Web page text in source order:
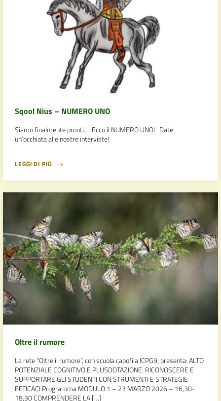
Sqool Nius – NUMERO UNO
Siamo finalmente pronti… Ecco il NUMERO UNO! Date
un’occhiata alle nostre interviste!
LEGGI DI PIÙ
Oltre il rumore
La rete “Oltre il rumore”, con scuola capofila ICPG9, presenta: ALTO
POTENZIALE COGNITIVO E PLUSDOTAZIONE: RICONOSCERE E
SUPPORTARE GLI STUDENTI CON STRUMENTI E STRATEGIE
EFFICACI Programma MODULO 1 – 23 MARZO 2026 – 16,30-
18,30 COMPRENDERE LA […]